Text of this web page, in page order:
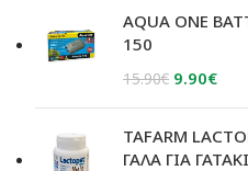
AQUA ONE
150
15.90€ Original
price
was:
15.90€.
9.90€Η
TAFARM
ΓΑΛΑ ΓΙΑ